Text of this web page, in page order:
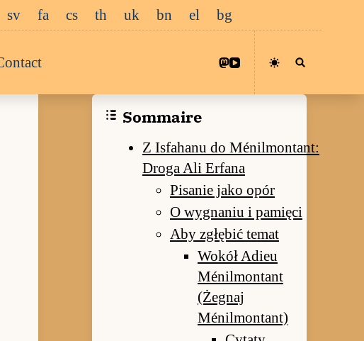
sv fa cs th uk bn el bg
Sommaire
Z Isfahanu do Ménilmontant:
Droga Ali Erfana
Pisanie jako opór
O wygnaniu i pamięci
Aby zgłębić temat
Wokół Adieu
Ménilmontant
(Żegnaj
Ménilmontant)